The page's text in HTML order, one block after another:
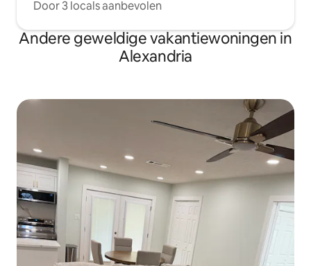
Door 3 locals aanbevolen
Andere geweldige vakantiewoningen in
Alexandria